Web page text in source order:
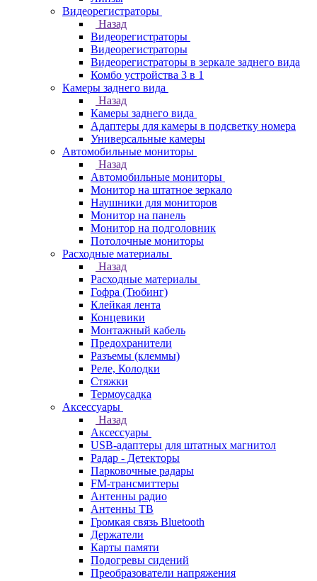
Видеорегистраторы
Назад
Видеорегистраторы
Видеорегистраторы
Видеорегистраторы в зеркале заднего вида
Комбо устройства 3 в 1
Камеры заднего вида
Назад
Камеры заднего вида
Адаптеры для камеры в подсветку номера
Универсальные камеры
Автомобильные мониторы
Назад
Автомобильные мониторы
Монитор на штатное зеркало
Наушники для мониторов
Монитор на панель
Монитор на подголовник
Потолочные мониторы
Расходные материалы
Назад
Расходные материалы
Гофра (Тюбинг)
Клейкая лента
Концевики
Монтажный кабель
Предохранители
Разъемы (клеммы)
Реле, Колодки
Стяжки
Термоусадка
Аксессуары
Назад
Аксессуары
USB-адаптеры для штатных магнитол
Радар - Детекторы
Парковочные радары
FM-трансмиттеры
Антенны радио
Антенны ТВ
Громкая связь Bluetooth
Держатели
Карты памяти
Подогревы сидений
Преобразователи напряжения